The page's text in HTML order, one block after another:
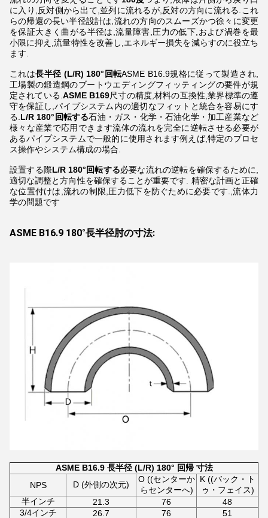
に入り,反対側から出て,並列に流れるが,反対の方向に流れる.これ
らの帰還の長い半径設計は,流れの方向のスムーズかつ徐々に変更
を保証大きく曲がる半径は,流量障害,圧力の低下,および渦巻を最
小限に抑え,流量特性を改善し,エネルギー損失を減らすのに役立ち
ます.
これは長半径 (L/R) 180°回転ASME B16.9規格に従って製造され,
工場製の鍛造鋼のブートウエディングフィッティングの要件が規
定されている. ASME B169尺寸の精度,材料の互換性,業界標準の遵
守を保証し,パイプシステム内の適切なフィットと統合を容易にす
る. L/R 180°回転する石油・ガス・化学・石油化学・加工産業など
様々な産業で応用できます流体の流れを完全に逆転させる必要が
あるパイプシステムで一般的に使用されます例えば,特定のプロセ
ス操作やシステム構成の場合.
設置する際L/R 180°回転する必要な流れの逆転を確保するために,
適切な調整と方向性を確保することが重要です. 精密な計画と正確
な位置付けは,流れの制限,圧力低下を防ぐために必要です.,流体力
学の問題です
ASME B16.9 180°長半径肘の寸法:
ASME B16.9 長半径 (L/R) 180° 回帰 寸法
NPS
D (外側の次元)
O ((センターか
らセンターへ)
K ((バック・ト
ゥ・フェイス)
半インチ
21.3 76
48
3/4インチ
26.7 76 51